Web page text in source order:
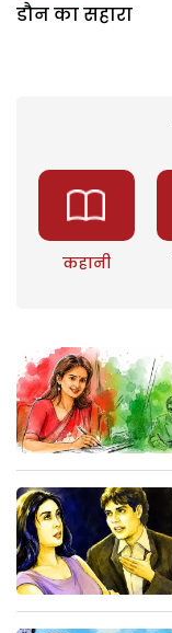
डौन का सहारा
कहानी